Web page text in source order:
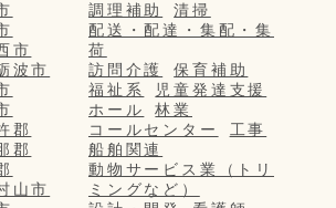
市
波市
郡
郡
山市
調理補助
清掃
配送・配達・集配・集
荷
訪問介護
保育補助
福祉系
児童発達支援
ホール
林業
コールセンター
工事
船舶関連
動物サービス業（トリ
ミングなど）